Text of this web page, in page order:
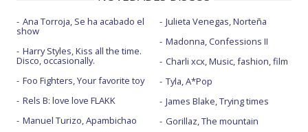
Ana Torroja, Se ha acabado el
show
Harry Styles, Kiss all the time.
Disco, occasionally.
Foo Fighters, Your favorite toy
Rels B: love love FLAKK
Manuel Turizo, Apambichao
Julieta Venegas, Norteña
Madonna, Confessions II
Charli xcx, Music, fashion, film
Tyla, A*Pop
James Blake, Trying times
Gorillaz, The mountain